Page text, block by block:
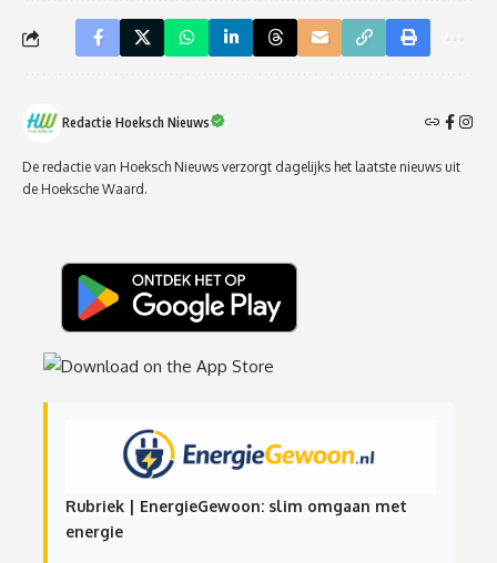
Redactie Hoeksch Nieuws
De redactie van Hoeksch Nieuws verzorgt dagelijks het laatste nieuws uit
de Hoeksche Waard.
Rubriek | EnergieGewoon: slim omgaan met
energie